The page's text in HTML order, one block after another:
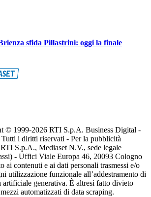
sfida Pillastrini: oggi la finale
© 1999-2026 RTI S.p.A. Business Digital -
i diritti riservati - Per la pubblicità
S.p.A., Mediaset N.V., sede legale
- Uffici Viale Europa 46, 20093 Cologno
ai contenuti e ai dati personali trasmessi e/o
utilizzazione funzionale all’addestramento di
artificiale generativa. È altresì fatto divieto
automatizzati di data scraping.